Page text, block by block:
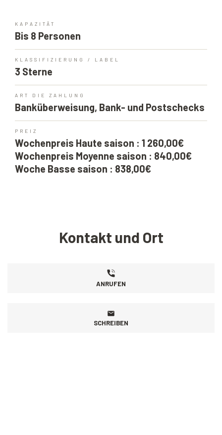
KAPAZITÄT
Bis 8 Personen
KLASSIFIZIERUNG / LABEL
3 Sterne
ART DIE ZAHLUNG
Banküberweisung, Bank- und Postschecks
PREIZ
Wochenpreis Haute saison : 1 260,00€
Wochenpreis Moyenne saison : 840,00€
Woche Basse saison : 838,00€
Kontakt und Ort
ANRUFEN
SCHREIBEN